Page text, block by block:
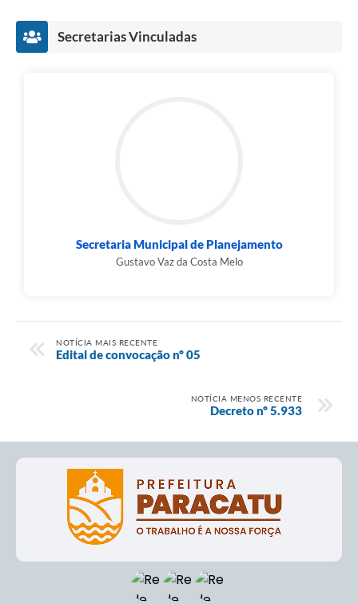
Secretarias Vinculadas
Secretaria Municipal de Planejamento
Gustavo Vaz da Costa Melo
NOTÍCIA MAIS RECENTE
Edital de convocação nº 05
NOTÍCIA MENOS RECENTE
Decreto nº 5.933